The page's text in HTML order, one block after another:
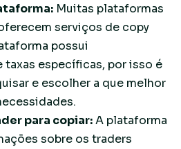
Muitas plataformas
serviços de copy
possui
taxas específicas, por isso é
e escolher a que melhor
para copiar:A plataforma
sobre os traders